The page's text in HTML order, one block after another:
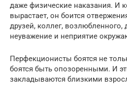
даже физические наказания. И
вырастает, он боится
друзей, коллег, возлюбленного,
неуважение и неприятие
Перфекционисты боятся не
боятся быть опозоренными. И
закладываются близкими